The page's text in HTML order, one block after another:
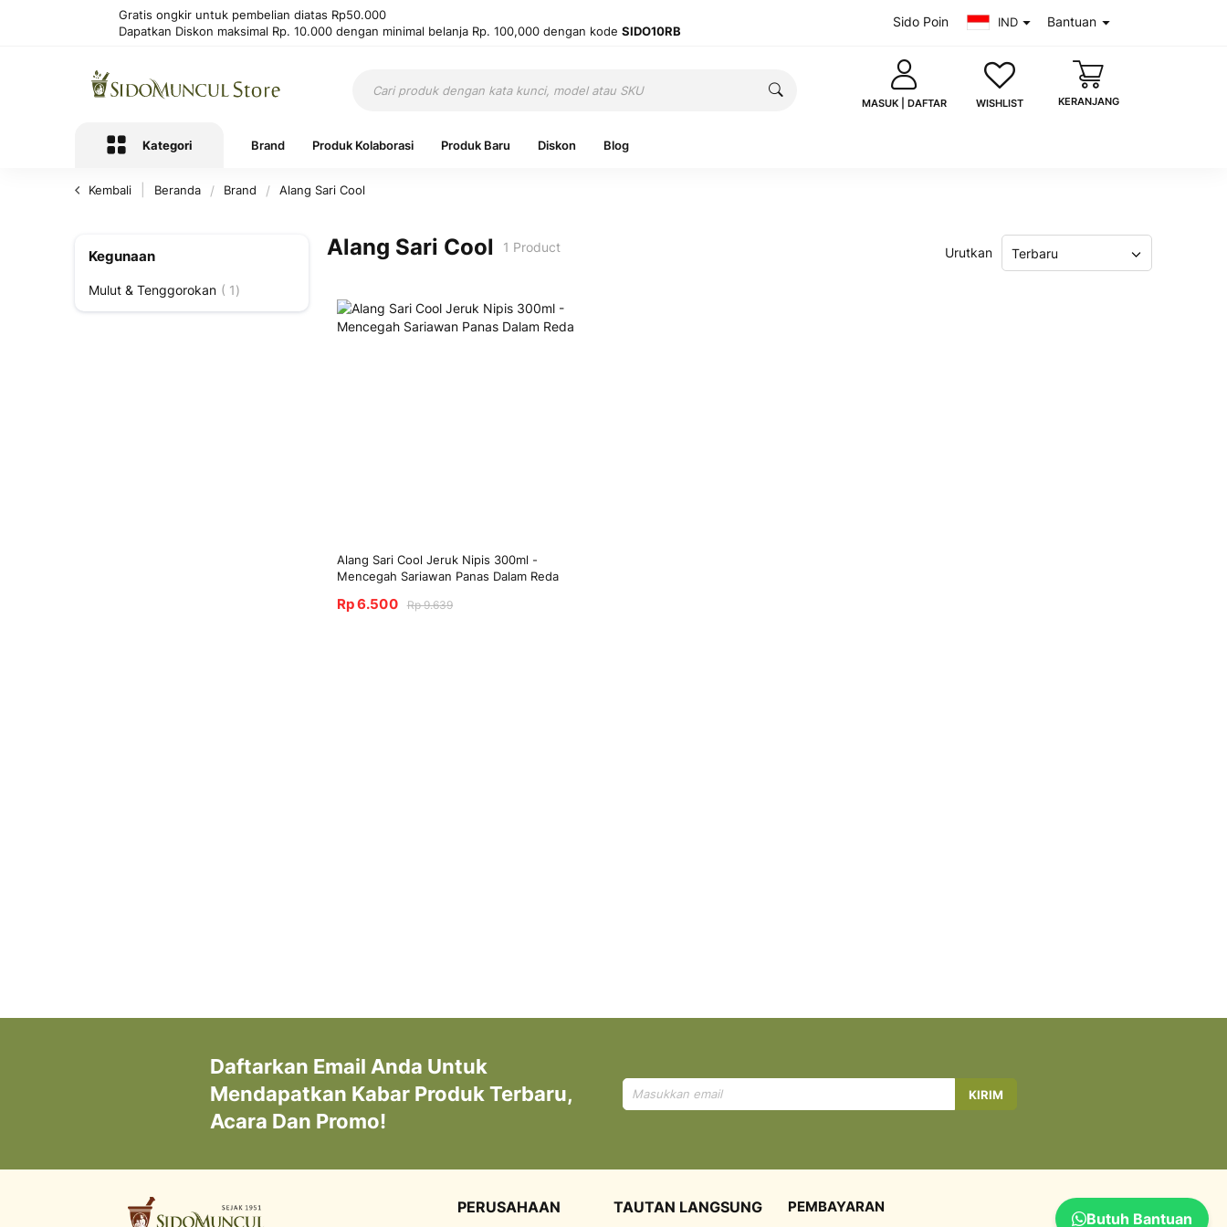
Gratis ongkir untuk pembelian diatas Rp50.000
Dapatkan Diskon maksimal Rp. 10.000 dengan minimal belanja Rp. 100,000 dengan kode SIDO10RB
Sido Poin IND Bantuan
MASUK | DAFTAR
Lupa kata sandi?
WISHLIST KERANJANG
Kategori Brand Produk Kolaborasi Produk Baru Diskon Blog
Kembali Beranda Brand Alang Sari Cool
Alang Sari Cool 1 Product Urutkan Terbaru
Alang Sari Cool Jeruk Nipis 300ml -
Mencegah Sariawan Panas Dalam Reda
Rp 6.500 Rp 9.639
Kegunaan
Mulut & Tenggorokan 1Produk
Daftarkan Email Anda Untuk
Mendapatkan Kabar Produk Terbaru,
Acara Dan Promo!
Mendaftar
untuk
KIRIM
PERUSAHAAN TAUTAN LANGSUNG PEMBAYARAN
Butuh Bantuan